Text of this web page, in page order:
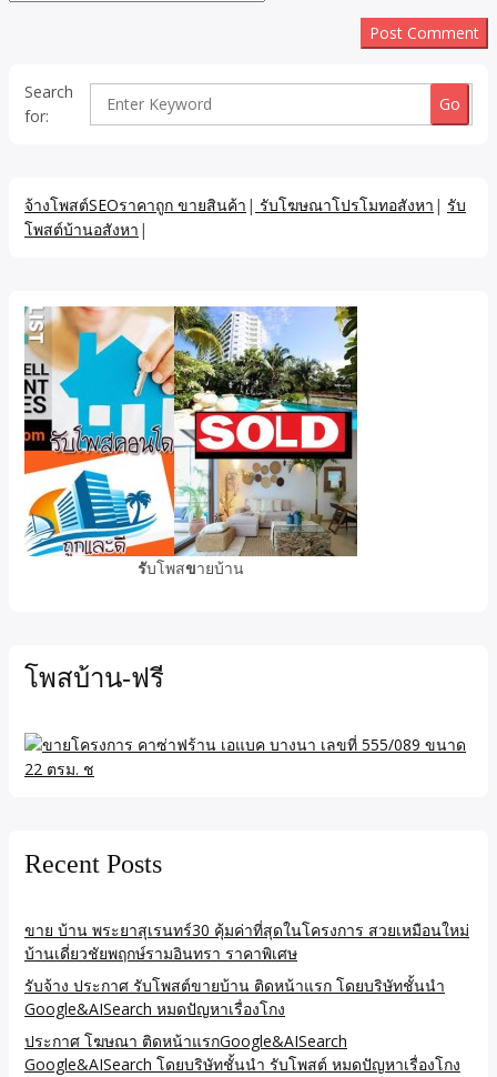
Search
for:
จ้างโพสต์SEOราคาถูก ขายสินค้า | รับโฆษณาโปรโมทอสังหา | รับ
โพสต์บ้านอสังหา |
รับโพสขายบ้าน
โพสบ้าน-ฟรี
Recent Posts
ขาย บ้าน พระยาสุเรนทร์30 คุ้มค่าที่สุดในโครงการ สวยเหมือนใหม่
บ้านเดี่ยวชัยพฤกษ์รามอินทรา ราคาพิเศษ
รับจ้าง ประกาศ รับโพสต์ขายบ้าน ติดหน้าแรก โดยบริษัทชั้นนำ
Google&AISearch หมดปัญหาเรื่องโกง
ประกาศ โฆษณา ติดหน้าแรกGoogle&AISearch
Google&AISearch โดยบริษัทชั้นนำ รับโพสต์ หมดปัญหาเรื่องโกง